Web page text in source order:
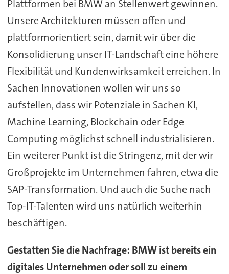
Plattformen bei BMW an Stellenwert gewinnen.
Unsere Architekturen müssen offen und
plattformorientiert sein, damit wir über die
Konsolidierung unser IT-Landschaft eine höhere
Flexibilität und Kundenwirksamkeit erreichen. In
Sachen Innovationen wollen wir uns so
aufstellen, dass wir Potenziale in Sachen KI,
Machine Learning, Blockchain oder Edge
Computing möglichst schnell industrialisieren.
Ein weiterer Punkt ist die Stringenz, mit der wir
Großprojekte im Unternehmen fahren, etwa die
SAP-Transformation. Und auch die Suche nach
Top-IT-Talenten wird uns natürlich weiterhin
beschäftigen.
Gestatten Sie die Nachfrage: BMW ist bereits ein
digitales Unternehmen oder soll zu einem